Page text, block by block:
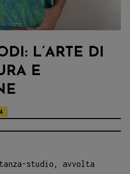
L’ARTE DI
E
studio, avvolta